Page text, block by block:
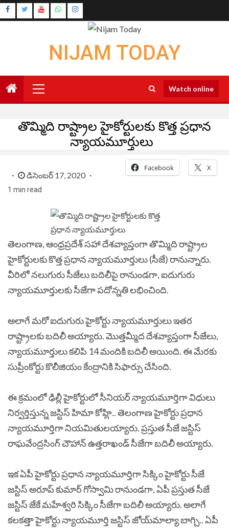
Skip
to
Instagram
NIJAM TODAY
Menu
Watch online
తొమ్మిది రాష్ట్రాల హైకోర్టులకు కొత్త ప్రధాన
న్యాయమూర్తులు
డిసెంబర్ 17, 2020
1 min read
Facebook X
తెలంగాణ, ఆంధ్రప్రదేశ్‌ సహా దేశవ్యాప్తంగా తొమ్మిది రాష్ట్రాల
హైకోర్టులకు కొత్త ప్రధాన న్యాయమూర్తులు (సీజే) రానున్నారు.
వీరిలో నలుగురు సీజేలు బదిలీపై రానుండగా, ఐదుగురు
న్యాయమూర్తులకు సీజేగా పదోన్నతి లభించింది.
అలాగే మరో ఐదుగురు హైకోర్టు న్యాయమూర్తులు ఇతర
రాష్ట్రాలకు బదిలీ అయ్యారు. మొత్తమ్మీద దేశవ్యాప్తంగా సీజేలు,
న్యాయమూర్తులు కలిపి 14 మందికి బదిలీ అయింది. ఈ మేరకు
సుప్రీంకోర్టు కొలీజియం కేంద్రానికి సిఫార్సు చేసింది.
ఈ క్రమంలో ఢిల్లీ హైకోర్టులో సీనియర్‌ న్యాయమూర్తిగా విధులు
నిర్వర్తిస్తున్న జస్టిస్‌ హిమా కోహ్లి.. తెలంగాణ హైకోర్టు ప్రధాన
న్యాయమూర్తిగా నియమితులయ్యారు. ప్రస్తుత సీజే జస్టిస్‌
రాఘవేంద్రసింగ్‌ చౌహాన్‌ ఉత్తరాఖండ్‌ సీజేగా బదిలీ అయ్యారు.
ఇక ఏపీ హైకోర్టు ప్రధాన న్యాయమూర్తిగా సిక్కిం హైకోర్టు సీజే
జస్టిస్‌ అరూప్‌ కుమార్‌ గోస్వామి రానుండగా, ఏపీ ప్రస్తుత సీజే
జస్టిస్‌ జేకే మహేశ్వరి సిక్కిం సీజేగా బదిలీ అయ్యారు. అలాగే
కలకత్తా హైకోర్టు న్యాయమూర్తి జస్టిస్‌ జోయ్‌మాల్యా బాగ్చి.. ఏపీ